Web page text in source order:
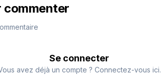
commenter
Se connecter
avez déjà un compte ? Connectez-vous ici.